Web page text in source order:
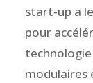
start‑up a
pour
modulaires